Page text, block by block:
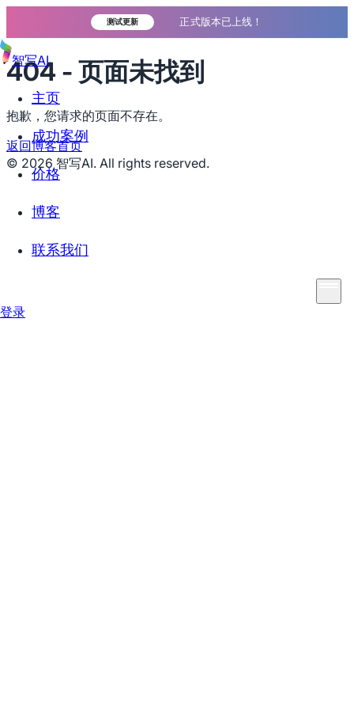
测试更新 正式版本已上线！
智写AI
主页
成功案例
价格
博客
联系我们
登录
404 - 页面未找到
抱歉，您请求的页面不存在。
返回博客首页
© 2026 智写AI. All rights reserved.